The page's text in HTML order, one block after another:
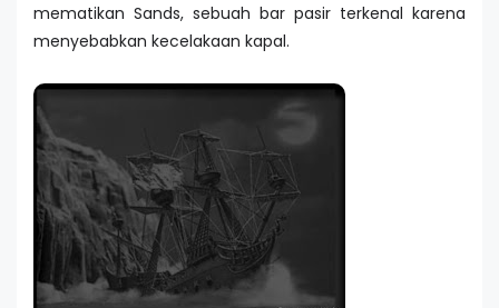
mematikan Sands, sebuah bar pasir terkenal karena
menyebabkan kecelakaan kapal.